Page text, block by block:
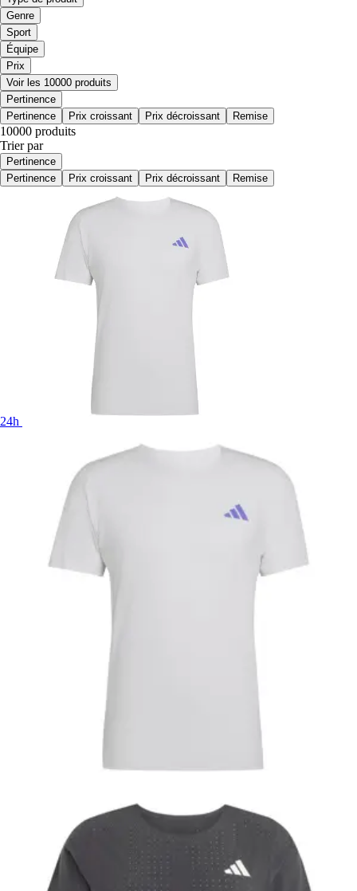
Genre
Sport
Équipe
Prix
Voir les 10000 produits
Pertinence
Pertinence
Prix croissant Prix décroissant Remise
10000 produits
Trier par
Pertinence
Pertinence
Prix croissant Prix décroissant Remise
24h